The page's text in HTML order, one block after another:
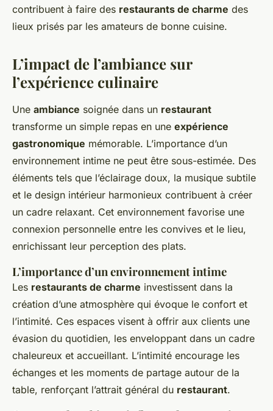
contribuent à faire des restaurants de charme des
lieux prisés par les amateurs de bonne cuisine.
L’impact de l’ambiance sur
l’expérience culinaire
Une ambiance soignée dans un restaurant
transforme un simple repas en une expérience
gastronomique mémorable. L’importance d’un
environnement intime ne peut être sous-estimée. Des
éléments tels que l’éclairage doux, la musique subtile
et le design intérieur harmonieux contribuent à créer
un cadre relaxant. Cet environnement favorise une
connexion personnelle entre les convives et le lieu,
enrichissant leur perception des plats.
L’importance d’un environnement intime
Les restaurants de charme investissent dans la
création d’une atmosphère qui évoque le confort et
l’intimité. Ces espaces visent à offrir aux clients une
évasion du quotidien, les enveloppant dans un cadre
chaleureux et accueillant. L’intimité encourage les
échanges et les moments de partage autour de la
table, renforçant l’attrait général du restaurant.